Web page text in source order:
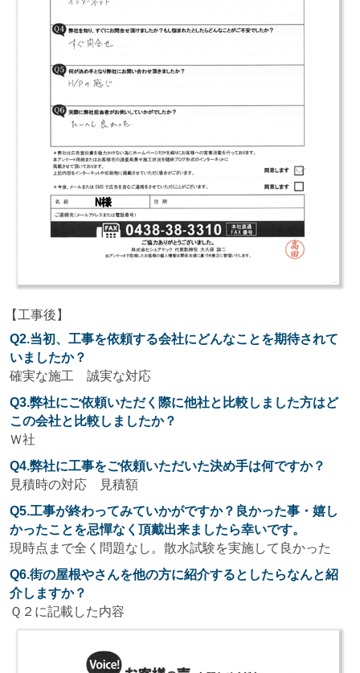
【工事後】
Q2.当初、工事を依頼する会社にどんなことを期待されて
いましたか？
確実な施工 誠実な対応
Q3.弊社にご依頼いただく際に他社と比較しました方はど
この会社と比較しましたか？
Ｗ社
Q4.弊社に工事をご依頼いただいた決め手は何ですか？
見積時の対応 見積額
Q5.工事が終わってみていかがですか？良かった事・嬉し
かったことを忌憚なく頂戴出来ましたら幸いです。
現時点まで全く問題なし。散水試験を実施して良かった
Q6.街の屋根やさんを他の方に紹介するとしたらなんと紹
介しますか？
Ｑ２に記載した内容